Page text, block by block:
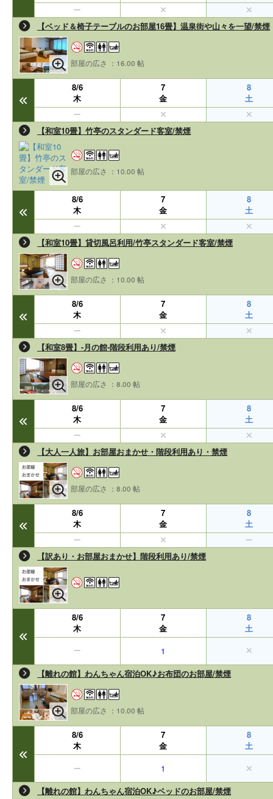
【ベッド＆椅子テーブルのお部屋16畳】温泉街や山々を一望/禁煙
部屋の広さ ：16.00 帖
8/6
木
7
金
8
土
【和室10畳】竹亭のスタンダード客室/禁煙
部屋の広さ ：10.00 帖
8/6
木
7
金
8
土
【和室10畳】貸切風呂利用/竹亭スタンダード客室/禁煙
部屋の広さ ：10.00 帖
8/6
木
7
金
8
土
【和室8畳】-月の館-階段利用あり/禁煙
部屋の広さ ：8.00 帖
8/6
木
7
金
8
土
【大人一人旅】お部屋おまかせ・階段利用あり・禁煙
部屋の広さ ：8.00 帖
8/6
木
7
金
8
土
【訳あり・お部屋おまかせ】階段利用あり/禁煙
8/6
木
7
金
8
土
1
【離れの館】わんちゃん宿泊OK♪お布団のお部屋/禁煙
部屋の広さ ：10.00 帖
8/6
木
7
金
8
土
1
【離れの館】わんちゃん宿泊OK♪ベッドのお部屋/禁煙